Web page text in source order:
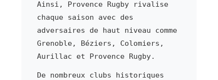
Ainsi, Provence Rugby rivalise
chaque saison avec des
adversaires de haut niveau comme
Grenoble, Béziers, Colomiers,
Aurillac et Provence Rugby.
De nombreux clubs historiques